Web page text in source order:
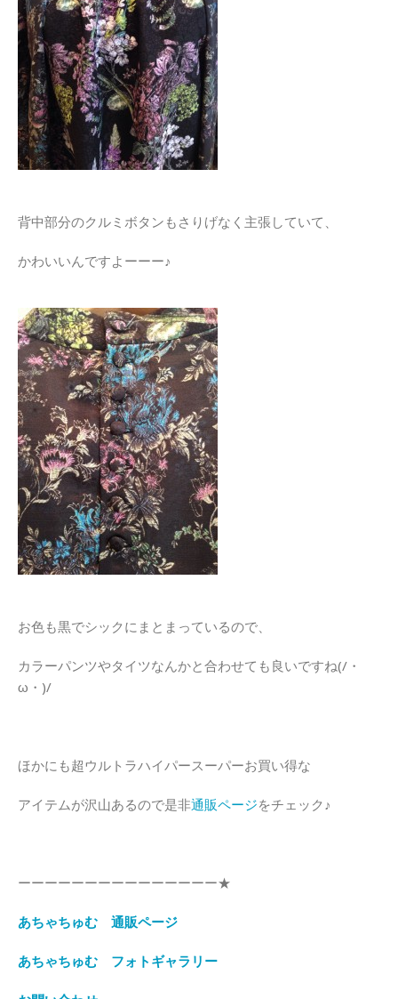
背中部分のクルミボタンもさりげなく主張していて、
かわいいんですよーーー♪
お色も黒でシックにまとまっているので、
カラーパンツやタイツなんかと合わせても良いですね(/・
ω・)/
ほかにも超ウルトラハイパースーパーお買い得な
アイテムが沢山あるので是非通販ページをチェック♪
ーーーーーーーーーーーーーーー★
あちゃちゅむ 通販ページ
あちゃちゅむ フォトギャラリー